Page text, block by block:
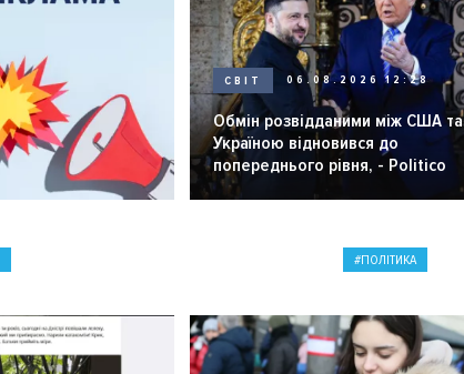
СВІТ 06.08.2026 12:28
Обмін розвідданими між США та
Україною відновився до
попереднього рівня, - Politico
ПОЛІТИКА